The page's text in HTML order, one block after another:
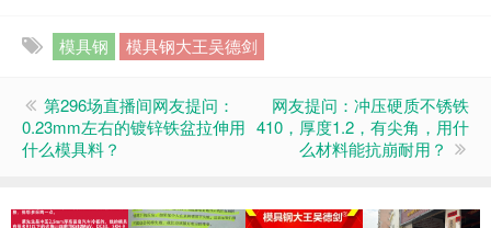
模具钢 模具钢大王吴德剑
第296场直播间网友提问：
0.23mm左右的镀锌铁盆拉伸用
什么模具料？
网友提问：冲压硬质不锈铁
410，厚度1.2，有尖角，用什
么材料能抗崩耐用？